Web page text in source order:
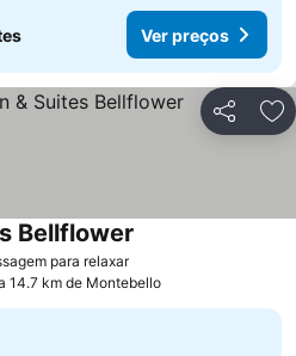
Ver preços
Partilhar
para relaxar
Bellflower
14.7 km de Montebello